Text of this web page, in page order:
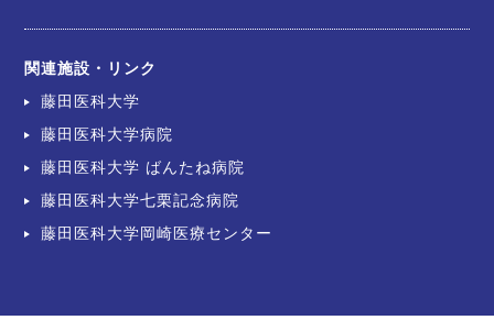
関連施設・リンク
藤田医科大学
藤田医科大学病院
藤田医科大学 ばんたね病院
藤田医科大学七栗記念病院
藤田医科大学岡崎医療センター